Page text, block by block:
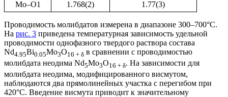
Mo–O1
1.768(2) 1.77(3)
Проводимость молибдатов измерена в диапазоне 300–700°С.
На рис. 3 приведена температурная зависимость удельной
проводимости однофазного твердого раствора состава
Nd4.95Bi0.05Mo3O16 + δ в сравнении с проводимостью
молибдата неодима Nd5Mo3O16 + δ. На зависимости для
молибдата неодима, модифицированного висмутом,
наблюдаются два прямолинейных участка с перегибом при
420°С. Введение висмута приводит к значительному